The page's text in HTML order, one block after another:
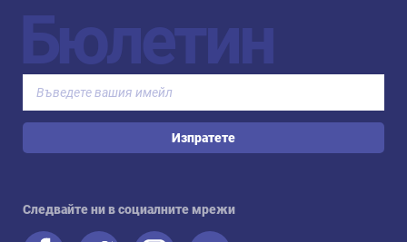
Бюлетин
Изпратете
Следвайте ни в социалните мрежи